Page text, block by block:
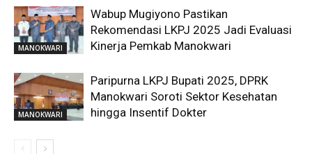
MANOKWARI
Wabup Mugiyono Pastikan
Rekomendasi LKPJ 2025 Jadi Evaluasi
Kinerja Pemkab Manokwari
MANOKWARI
Paripurna LKPJ Bupati 2025, DPRK
Manokwari Soroti Sektor Kesehatan
hingga Insentif Dokter